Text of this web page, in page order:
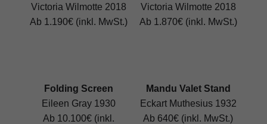
Victoria Wilmotte 2018
Ab 1.190€ (inkl. MwSt.)
Victoria Wilmotte 2018
Ab 1.870€ (inkl. MwSt.)
Folding Screen
Eileen Gray 1930
Ab 10.100€ (inkl.
Mandu Valet Stand
Eckart Muthesius 1932
Ab 640€ (inkl. MwSt.)